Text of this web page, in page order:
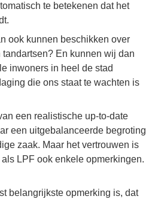
te betekenen dat het
ook kunnen beschikken over
En kunnen wij dan
inwoners in heel de stad
die ons staat te wachten is
een realistische up-to-date
een uitgebalanceerde begroting
zaak. Maar het vertrouwen is
LPF ook enkele opmerkingen.
belangrijkste opmerking is, dat